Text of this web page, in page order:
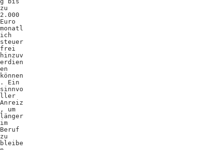
zu
2.000
Euro
monatl
ich
steuer
frei
hinzuv
erdien
en
können
. Ein
sinnvo
ller
Anreiz
, um
länger
im
Beruf
zu
bleibe